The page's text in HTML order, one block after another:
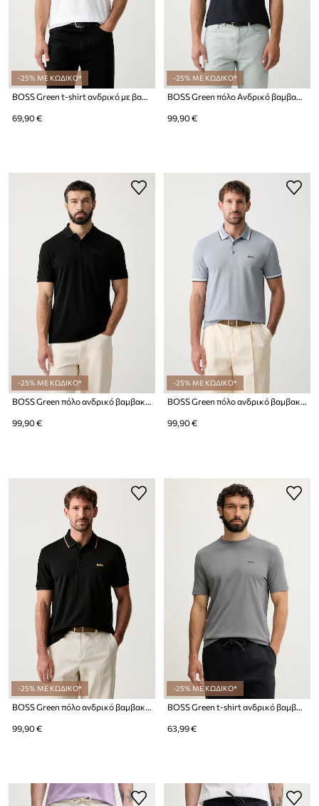
-25% ΜΕ ΚΩΔΙΚΟ*
BOSS Green t-shirt ανδρικό με βαμβάκι TS_Network Flag
69,90 €
-25% ΜΕ ΚΩΔΙΚΟ*
BOSS Green πόλο Ανδρικό βαμβακερό Paddy
99,90 €
-25% ΜΕ ΚΩΔΙΚΟ*
BOSS Green πόλο ανδρικό βαμβακερό Paddy Structure
99,90 €
-25% ΜΕ ΚΩΔΙΚΟ*
BOSS Green πόλο ανδρικό βαμβακερό Paddy
99,90 €
-25% ΜΕ ΚΩΔΙΚΟ*
99,90 €
-25% ΜΕ ΚΩΔΙΚΟ*
63,99 €